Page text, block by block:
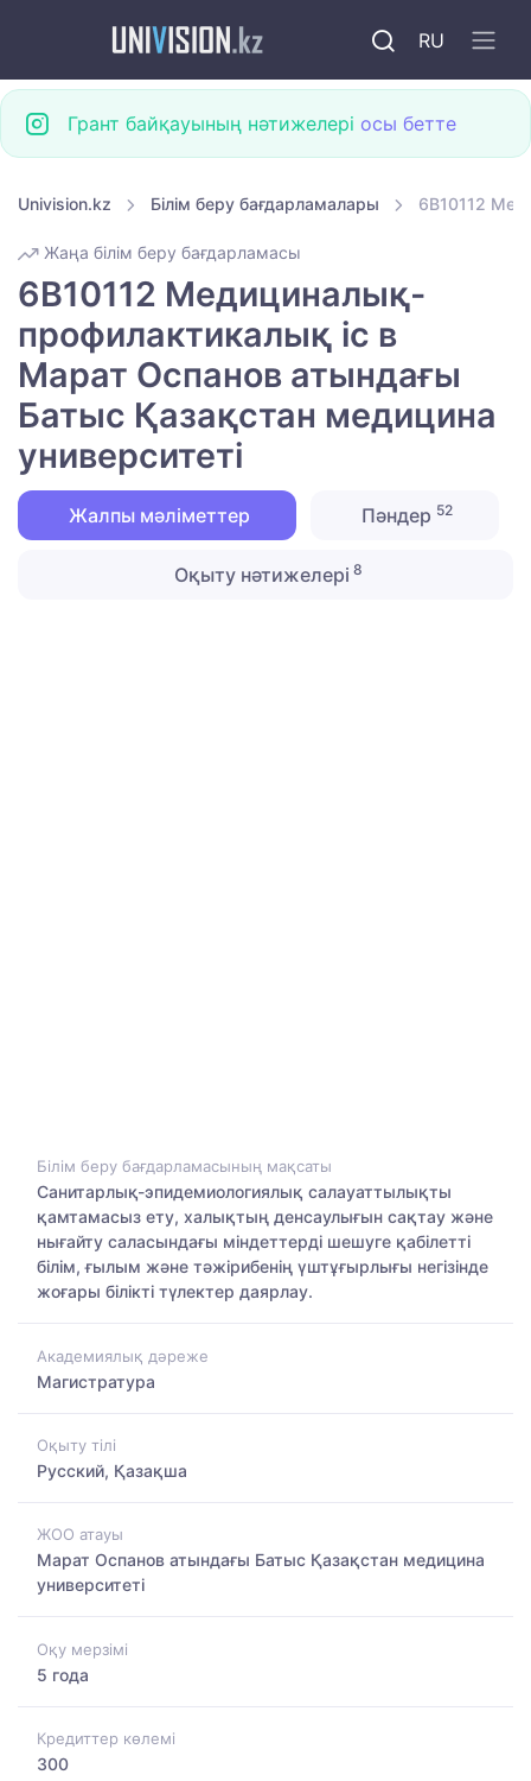
RU
Грант байқауының нәтижелері осы бетте
Univision.kz Білім беру бағдарламалары 6B10112
Жаңа білім беру бағдарламасы
6B10112 Медициналық-
профилактикалық іс в
Марат Оспанов атындағы
Батыс Қазақстан медицина
университеті
Жалпы мәліметтер Пәндер 52
Оқыту нәтижелері 8
Білім беру бағдарламасының мақсаты
Cанитарлық-эпидемиологиялық салауаттылықты
қамтамасыз ету, халықтың денсаулығын сақтау және
нығайту саласындағы міндеттерді шешуге қабілетті
білім, ғылым және тәжірибенің үштұғырлығы негізінде
жоғары білікті түлектер даярлау.
Академиялық дәреже
Магистратура
Оқыту тілі
Русский, Қазақша
ЖОО атауы
Марат Оспанов атындағы Батыс Қазақстан медицина
университеті
Оқу мерзімі
5 года
Кредиттер көлемі
300